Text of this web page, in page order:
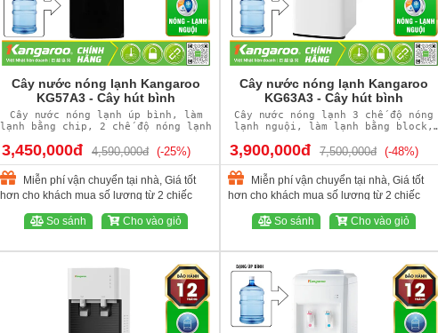
Cây nước nóng lạnh Kangaroo
KG57A3 - Cây hút bình
Cây nước nóng lạnh úp bình, làm
lạnh bằng chip, 2 chế độ nóng lạnh
3,450,000đ 4,590,000đ (-25%)
Miễn phí vận chuyển tại nhà, Giá tốt
hơn cho khách mua số lượng từ 2 chiếc
So sánh Cho vào giỏ
Cây nước nóng lạnh Kangaroo
KG63A3 - Cây hút bình
Cây nước nóng lạnh 3 chế độ nóng
lạnh nguội, làm lạnh bằng block,
3,900,000đ 7,500,000đ (-48%)
Miễn phí vận chuyển tại nhà, Giá tốt
hơn cho khách mua số lượng từ 2 chiếc
So sánh Cho vào giỏ